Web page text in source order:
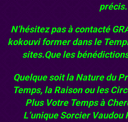
précis.
N’hésitez pas à contacté
kokouvi former dans le
sites.Que les
Quelque soit la Nature du
Temps, la Raison ou les
Plus Votre Temps à
L’uniqueSorcier Vaudou